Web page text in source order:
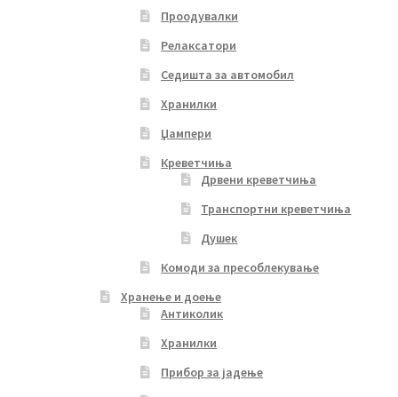
Проодувалки
Релаксатори
Седишта за автомобил
Хранилки
Џампери
Креветчиња
Дрвени креветчиња
Транспортни креветчиња
Душек
Комоди за пресоблекување
Хранење и доење
Антиколик
Хранилки
Прибор за јадење